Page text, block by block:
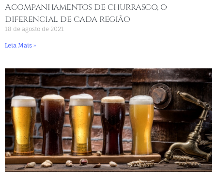
Acompanhamentos de churrasco, o
diferencial de cada região
18 de agosto de 2021
Leia Mais »